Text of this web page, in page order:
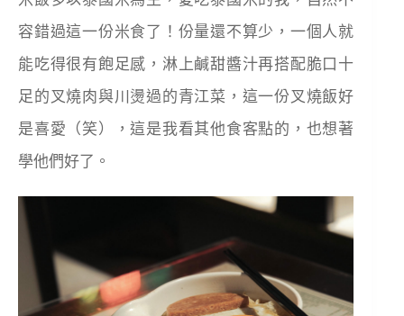
容錯過這一份米食了！份量還不算少，一個人就
能吃得很有飽足感，淋上鹹甜醬汁再搭配脆口十
足的叉燒肉與川燙過的青江菜，這一份叉燒飯好
是喜愛（笑），這是我看其他食客點的，也想著
學他們好了。